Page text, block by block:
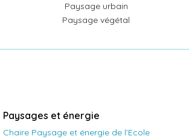
Paysage urbain
Paysage végétal
Paysages et énergie
Chaire Paysage et énergie de l'Ecole